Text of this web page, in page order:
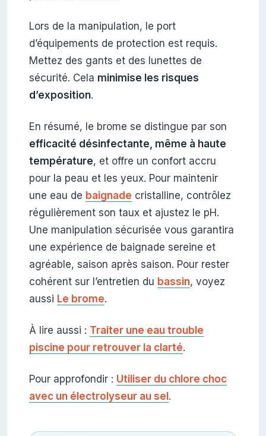
Lors de la manipulation, le port
d’équipements de protection est requis.
Mettez des gants et des lunettes de
sécurité. Cela minimise les risques
d’exposition.
En résumé, le brome se distingue par son
efficacité désinfectante, même à haute
température, et offre un confort accru
pour la peau et les yeux. Pour maintenir
une eau de baignade cristalline, contrôlez
régulièrement son taux et ajustez le pH.
Une manipulation sécurisée vous garantira
une expérience de baignade sereine et
agréable, saison après saison. Pour rester
cohérent sur l’entretien du bassin, voyez
aussi Le brome.
À lire aussi : Traiter une eau trouble
piscine pour retrouver la clarté.
Pour approfondir : Utiliser du chlore choc
avec un électrolyseur au sel.